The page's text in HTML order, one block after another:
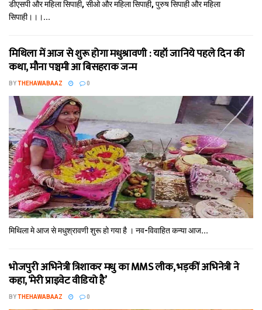
डीएसपी और महिला सिपाही, सीओ और महिला सिपाही, पुरुष सिपाही और महिला
सिपाही।।।...
मिथि‍ला में आज से शुरू होगा मधुश्रावणी : यहॉं जानिये पहले दिन की
कथा, मौना पञ्चमी आ बिसहराक जन्म
BYTHEHAWABAAZ 0
मिथि‍ला मे आज से मधुश्रावणी शुरू हो गया है । नव-विवाहित कन्‍या आज...
भोजपुरी अभिनेत्री त्रिशाकर मधु का MMS लीक, भड़कीं अभिनेत्री ने
कहा, ‘मेरी प्राइवेट वीडियो है’
BYTHEHAWABAAZ 0